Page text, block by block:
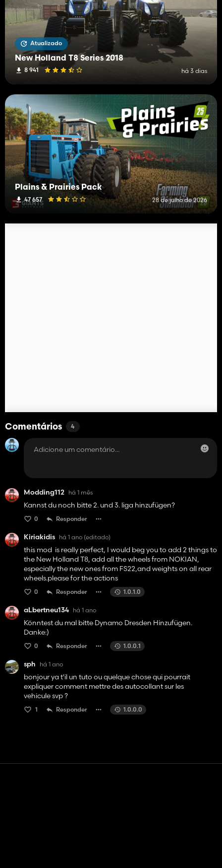
Atualizado
New Holland T8 Series 2018
8 941 há 3 dias
Plains & Prairies Pack
47 657 28 de julho de 2026
Comentários 4
Modding112 há 1 mês
Kannst du noch bitte 2. und 3. liga hinzufügen?
0 Responder
Kiriakidis há 1 ano (editado)
this mod is really perfect, I would beg you to add 2 things to
the New Holland T8, add all the wheels from NOKIAN,
especially the new ones from FS22,and weights on all rear
wheels.please for the actions
0 Responder 1.0.1.0
aLbertneu134 há 1 ano
Könntest du mal bitte Dynamo Dresden Hinzufügen.
Danke:)
0 Responder 1.0.0.1
sph há 1 ano
bonjour ya t'il un tuto ou quelque chose qui pourrait
expliquer comment mettre des autocollant sur les
vehicule svp ?
1 Responder 1.0.0.0